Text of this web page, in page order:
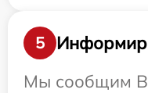
5
Мы сообщим